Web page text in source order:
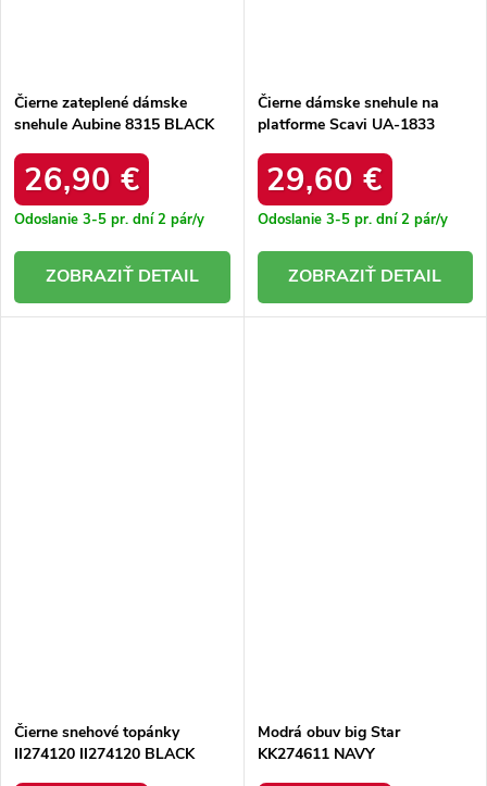
Čierne zateplené dámske
snehule Aubine 8315 BLACK
26,90 €
Odoslanie 3-5 pr. dní2 pár/y
DETAIL
Čierne dámske snehule na
platforme Scavi UA-1833
29,60 €
Odoslanie 3-5 pr. dní2 pár/y
DETAIL
Čierne snehové topánky
II274120 II274120 BLACK
Modrá obuv big Star
KK274611 NAVY